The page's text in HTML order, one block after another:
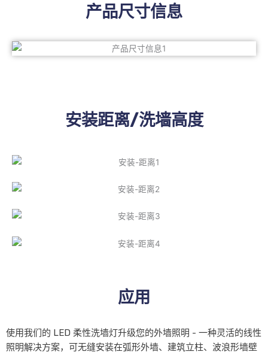
产品尺寸信息
安装距离/洗墙高度
应用
使用我们的 LED 柔性洗墙灯升级您的外墙照明 - 一种灵活的线性
照明解决方案，可无缝安装在弧形外墙、建筑立柱、波浪形墙壁